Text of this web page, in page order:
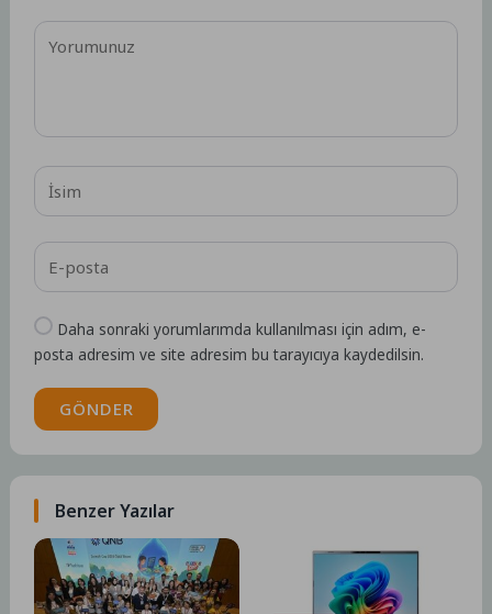
Daha sonraki yorumlarımda kullanılması için adım, e-
posta adresim ve site adresim bu tarayıcıya kaydedilsin.
GÖNDER
Benzer Yazılar